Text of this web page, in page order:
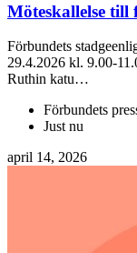
Möteskallelse till
Förbundets
29.4.2026 kl.
Ruthin katu…
Förbundets
Just nu
april 14, 2026